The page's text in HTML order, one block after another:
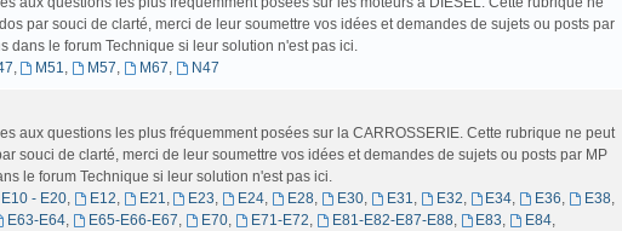
par souci de clarté, merci de leur soumettre vos idées et demandes de sujets ou posts par
dans le forum Technique si leur solution n'est pas ici.
, M51, M57, M67, N47
aux questions les plus fréquemment posées sur la CARROSSERIE. Cette rubrique ne peut
souci de clarté, merci de leur soumettre vos idées et demandes de sujets ou posts par MP
le forum Technique si leur solution n'est pas ici.
- E20, E12, E21, E23, E24, E28, E30, E31, E32, E34, E36, E38,
E63-E64, E65-E66-E67, E70, E71-E72, E81-E82-E87-E88, E83, E84,